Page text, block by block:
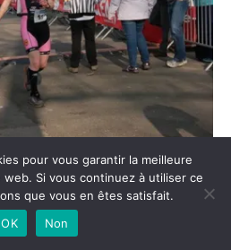
pour vous garantir la meilleure
Si vous continuez à utiliser ce
que vous en êtes satisfait.
OK
Non